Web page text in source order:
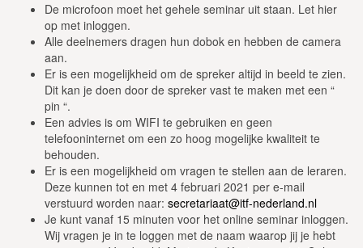
De microfoon moet het gehele seminar uit staan. Let hier
op met inloggen.
Alle deelnemers dragen hun dobok en hebben de camera
aan.
Er is een mogelijkheid om de spreker altijd in beeld te zien.
Dit kan je doen door de spreker vast te maken met een “
pin “.
Een advies is om WIFI te gebruiken en geen
telefooninternet om een zo hoog mogelijke kwaliteit te
behouden.
Er is een mogelijkheid om vragen te stellen aan de leraren.
Deze kunnen tot en met 4 februari 2021 per e-mail
verstuurd worden naar: secretariaat@itf-nederland.nl
Je kunt vanaf 15 minuten voor het online seminar inloggen.
Wij vragen je in te loggen met de naam waarop jij je hebt